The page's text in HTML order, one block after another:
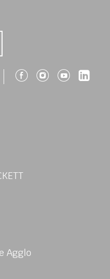
Suivez-nous
Suivez-
Agglo